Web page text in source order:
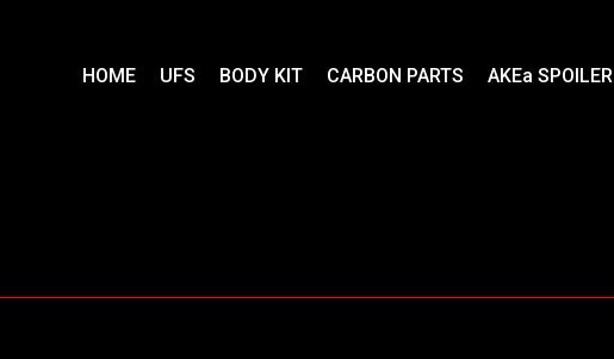
HOME UFS BODY KIT CARBON PARTS AKEa SPOILER